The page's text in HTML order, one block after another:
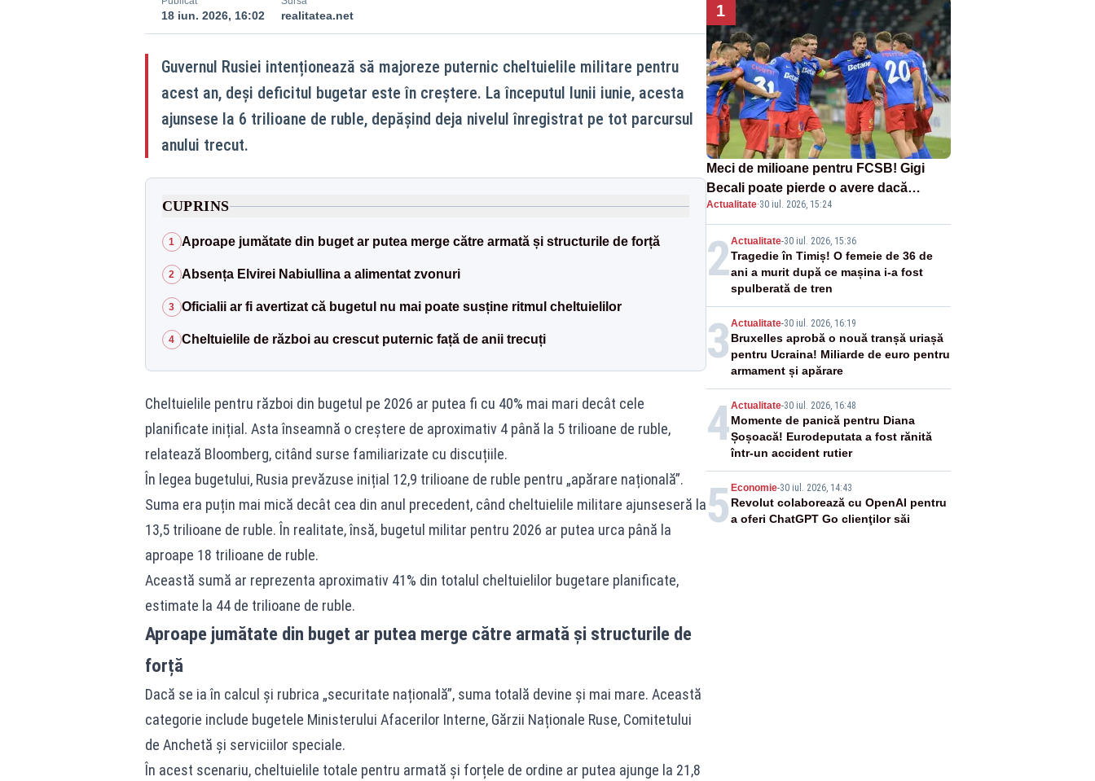
18 iun. 2026, 16:02 realitatea.net
Guvernul Rusiei intenționează să majoreze puternic cheltuielile militare pentru
acest an, deși deficitul bugetar este în creștere. La începutul lunii iunie, acesta
ajunsese la 6 trilioane de ruble, depășind deja nivelul înregistrat pe tot parcursul
anului trecut.
CUPRINS
1 Aproape jumătate din buget ar putea merge către armată și structurile de forță
2 Absența Elvirei Nabiullina a alimentat zvonuri
3 Oficialii ar fi avertizat că bugetul nu mai poate susține ritmul cheltuielilor
4 Cheltuielile de război au crescut puternic față de anii trecuți
Cheltuielile pentru război din bugetul pe 2026 ar putea fi cu 40% mai mari decât cele
planificate inițial. Asta înseamnă o creștere de aproximativ 4 până la 5 trilioane de ruble,
relatează Bloomberg, citând surse familiarizate cu discuțiile.
În legea bugetului, Rusia prevăzuse inițial 12,9 trilioane de ruble pentru „apărare națională”.
Suma era puțin mai mică decât cea din anul precedent, când cheltuielile militare ajunseseră la
13,5 trilioane de ruble. În realitate, însă, bugetul militar pentru 2026 ar putea urca până la
aproape 18 trilioane de ruble.
Această sumă ar reprezenta aproximativ 41% din totalul cheltuielilor bugetare planificate,
estimate la 44 de trilioane de ruble.
Aproape jumătate din buget ar putea merge către armată și structurile de
forță
Dacă se ia în calcul și rubrica „securitate națională”, suma totală devine și mai mare. Această
categorie include bugetele Ministerului Afacerilor Interne, Gărzii Naționale Ruse, Comitetului
de Anchetă și serviciilor speciale.
În acest scenariu, cheltuielile totale pentru armată și forțele de ordine ar putea ajunge la 21,8
1
Meci de milioane pentru FCSB! Gigi
Becali poate pierde o avere dacă
echipa este eliminată de FK Auda
Actualitate·30 iul. 2026, 15:24
2Actualitate-30 iul. 2026, 15:36
Tragedie în Timiș! O femeie de 36 de
ani a murit după ce mașina i-a fost
spulberată de tren
3 Actualitate-30 iul. 2026, 16:19
Bruxelles aprobă o nouă tranșă uriașă
pentru Ucraina! Miliarde de euro pentru
armament și apărare
4Actualitate-30 iul. 2026, 16:48
Momente de panică pentru Diana
Șoșoacă! Eurodeputata a fost rănită
într-un accident rutier
5 Economie-30 iul. 2026, 14:43
Revolut colaborează cu OpenAI pentru
a oferi ChatGPT Go clienţilor săi